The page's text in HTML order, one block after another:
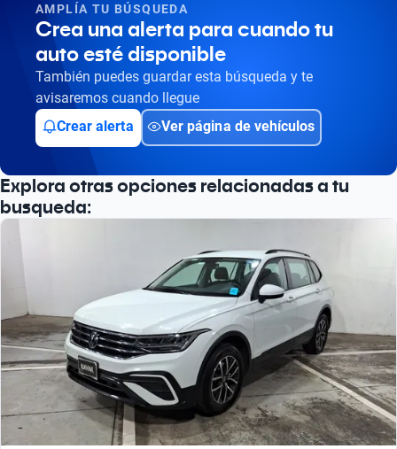
Busca por año
AMPLÍA TU BÚSQUEDA
Crea una alerta para cuando tu
auto esté disponible
También puedes guardar esta búsqueda y te
avisaremos cuando llegue
Crear alerta
Ver página de vehículos
Explora otras opciones relacionadas a tu
busqueda: